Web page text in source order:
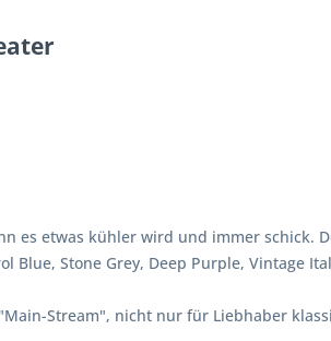
es etwas kühler wird und immer schick.
Blue, Stone Grey, Deep Purple, Vintage
Stream", nicht nur für Liebhaber